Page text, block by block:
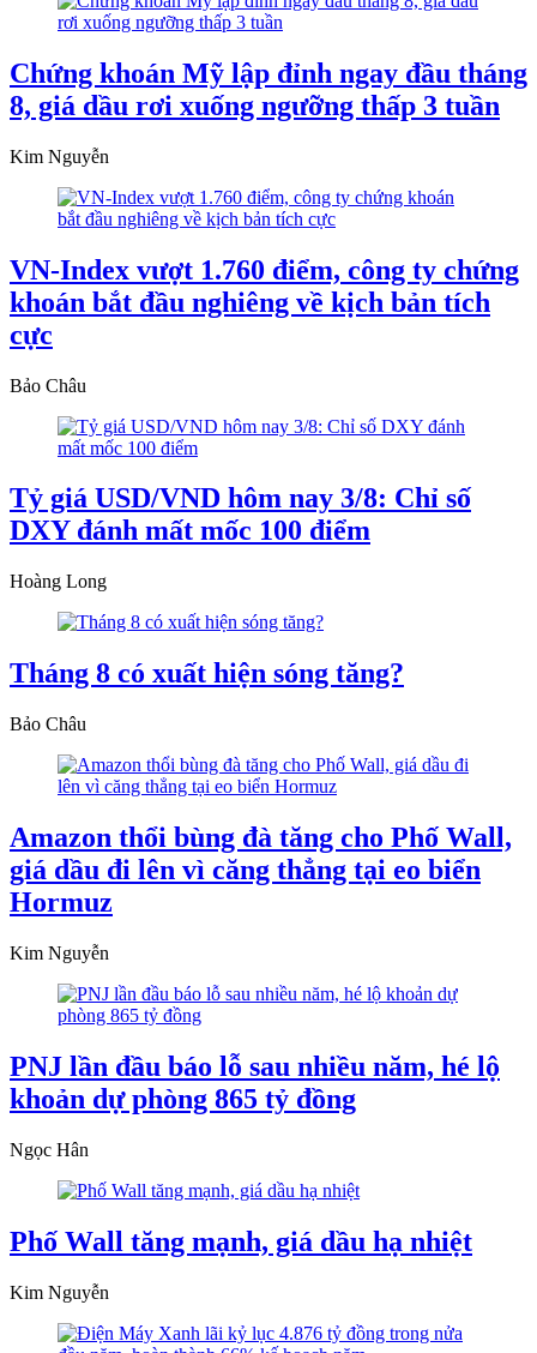
Chứng khoán Mỹ lập đỉnh ngay đầu tháng
8, giá dầu rơi xuống ngưỡng thấp 3 tuần
Kim Nguyễn
VN-Index vượt 1.760 điểm, công ty chứng
khoán bắt đầu nghiêng về kịch bản tích
cực
Bảo Châu
Tỷ giá USD/VND hôm nay 3/8: Chỉ số
DXY đánh mất mốc 100 điểm
Hoàng Long
Tháng 8 có xuất hiện sóng tăng?
Bảo Châu
Amazon thổi bùng đà tăng cho Phố Wall,
giá dầu đi lên vì căng thẳng tại eo biển
Hormuz
Kim Nguyễn
PNJ lần đầu báo lỗ sau nhiều năm, hé lộ
khoản dự phòng 865 tỷ đồng
Ngọc Hân
Phố Wall tăng mạnh, giá dầu hạ nhiệt
Kim Nguyễn